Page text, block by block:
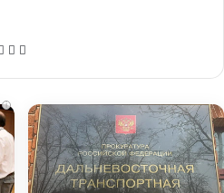
WhatsApp
Telegram
i